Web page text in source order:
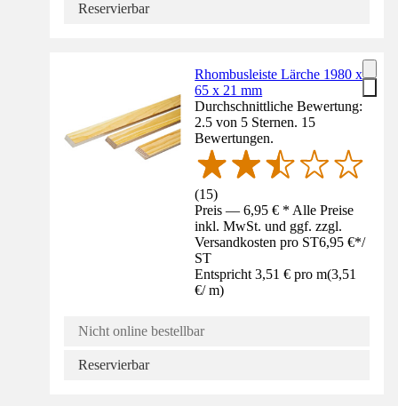
Reservierbar
Rhombusleiste Lärche 1980 x
65 x 21 mm
Durchschnittliche Bewertung:
2.5 von 5 Sternen. 15
Bewertungen.
(15)
Preis — 6,95 € * Alle Preise
inkl. MwSt. und ggf. zzgl.
Versandkosten pro ST6,95 €*/
ST
Entspricht 3,51 € pro m(3,51
€/ m)
Nicht online bestellbar
Reservierbar